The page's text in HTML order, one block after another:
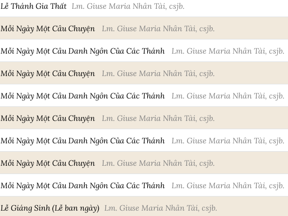
Lễ Thánh Gia Thất Lm. Giuse Maria Nhân Tài, csjb.
Mỗi Ngày Một Câu Chuyện Lm. Giuse Maria Nhân Tài, csjb.
Mỗi Ngày Một Câu Danh Ngôn Của Các Thánh Lm. Giuse Maria Nhân Tài, csjb.
Mỗi Ngày Một Câu Chuyện Lm. Giuse Maria Nhân Tài, csjb.
Mỗi Ngày Một Câu Danh Ngôn Của Các Thánh Lm. Giuse Maria Nhân Tài, csjb.
Mỗi Ngày Một Câu Chuyện Lm. Giuse Maria Nhân Tài, csjb.
Mỗi Ngày Một Câu Danh Ngôn Của Các Thánh Lm. Giuse Maria Nhân Tài, csjb.
Mỗi Ngày Một Câu Chuyện Lm. Giuse Maria Nhân Tài, csjb.
Mỗi Ngày Một Câu Danh Ngôn Của Các Thánh Lm. Giuse Maria Nhân Tài, csjb.
Lễ Giáng Sinh (Lễ ban ngày) Lm. Giuse Maria Nhân Tài, csjb.